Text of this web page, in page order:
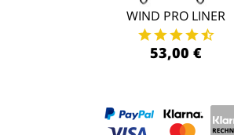
WIND PRO LINER
53,00 €